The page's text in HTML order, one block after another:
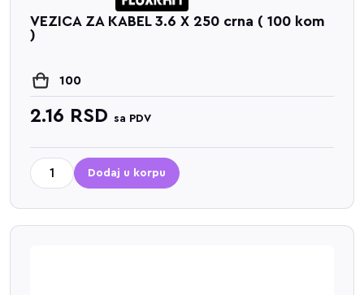
VEZICA ZA KABEL 3.6 X 250 crna ( 100 kom
)
100
2.16 RSD sa PDV
Dodaj u korpu